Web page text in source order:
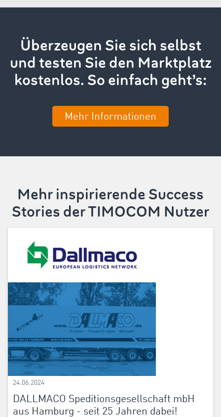
Überzeugen Sie sich selbst
und testen Sie den Marktplatz
kostenlos. So einfach geht’s:
Mehr Informationen
Mehr inspirierende Success
Stories der TIMOCOM Nutzer
24.06.2024
DALLMACO Speditionsgesellschaft mbH
aus Hamburg - seit 25 Jahren dabei!